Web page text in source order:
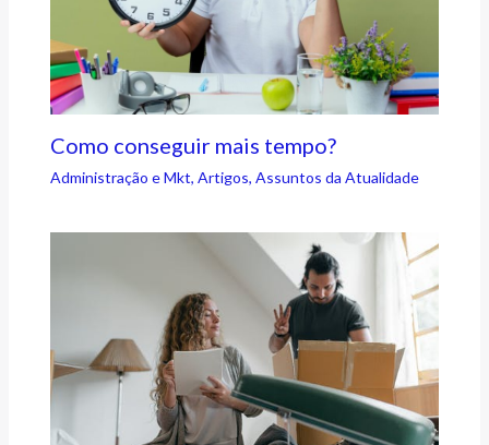
Como conseguir mais tempo?
Administração e Mkt, Artigos, Assuntos da Atualidade